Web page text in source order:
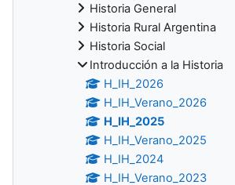
Historia General
Historia Rural Argentina
Historia Social
Introducción a la Historia
H_IH_2026
H_IH_Verano_2026
H_IH_2025
H_IH_Verano_2025
H_IH_2024
H_IH_Verano_2023